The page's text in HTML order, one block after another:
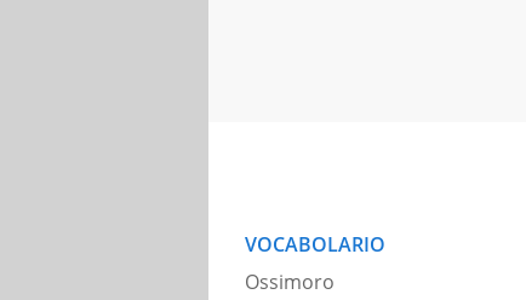
VOCABOLARIO
Ossimoro